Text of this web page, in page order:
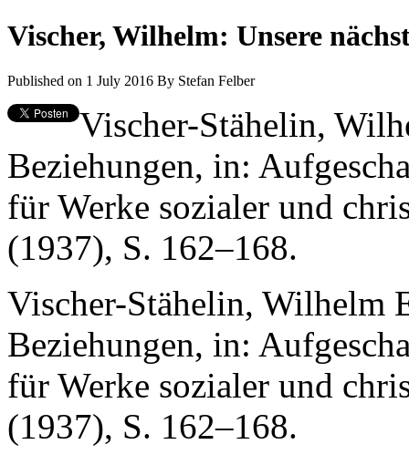
Vischer, Wilhelm: Unsere
Published on 1 July 2016 By Stefan Felber
Vischer-Stähelin,
Beziehungen, in:
für Werke sozialer und
(1937), S. 162–168.
Vischer-Stähelin, Wilhelm
Beziehungen, in:
für Werke sozialer und
(1937), S. 162–168.